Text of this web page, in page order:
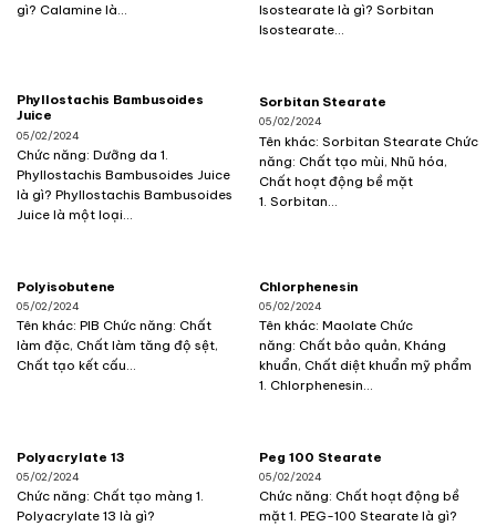
gì? Calamine là...
Isostearate là gì? Sorbitan
Isostearate...
Phyllostachis Bambusoides
Juice
05/02/2024
Chức năng: Dưỡng da 1.
Phyllostachis Bambusoides Juice
là gì? Phyllostachis Bambusoides
Juice là một loại...
Sorbitan Stearate
05/02/2024
Tên khác: Sorbitan Stearate Chức
năng: Chất tạo mùi, Nhũ hóa,
Chất hoạt động bề mặt
1. Sorbitan...
Polyisobutene
05/02/2024
Tên khác: PIB Chức năng: Chất
làm đặc, Chất làm tăng độ sệt,
Chất tạo kết cấu...
Chlorphenesin
05/02/2024
Tên khác: Maolate Chức
năng: Chất bảo quản, Kháng
khuẩn, Chất diệt khuẩn mỹ phẩm
1. Chlorphenesin...
Polyacrylate 13
05/02/2024
Chức năng: Chất tạo màng 1.
Polyacrylate 13 là gì?
Peg 100 Stearate
05/02/2024
Chức năng: Chất hoạt động bề
mặt 1. PEG-100 Stearate là gì?